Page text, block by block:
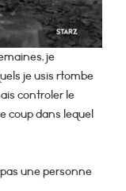
je
je usis rtombe
controler le
coup dans lequel
pas une personne